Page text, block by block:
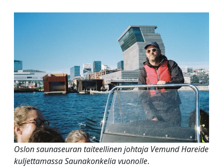
Oslon saunaseuran taiteellinen johtaja Vemund Hareide
kuljettamassa Saunakonkelia vuonolle.